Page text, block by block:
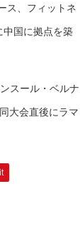
ス、フィットネ
中国に拠点を築
スール・ベルナ
大会直後にラマ